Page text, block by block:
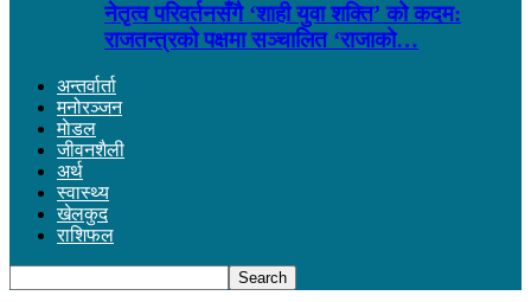
नेतृत्व परिवर्तनसँगै ‘शाही युवा शक्ति’ को कदम:
राजतन्त्रको पक्षमा सञ्चालित ‘राजाको…
अन्तर्वार्ता
मनोरञ्जन
माेडल
जीवनशैली
अर्थ
स्वास्थ्य
खेलकुद
राशिफल